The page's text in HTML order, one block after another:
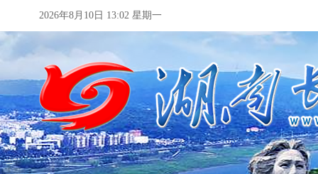
2026年8月10日 13:02 星期一